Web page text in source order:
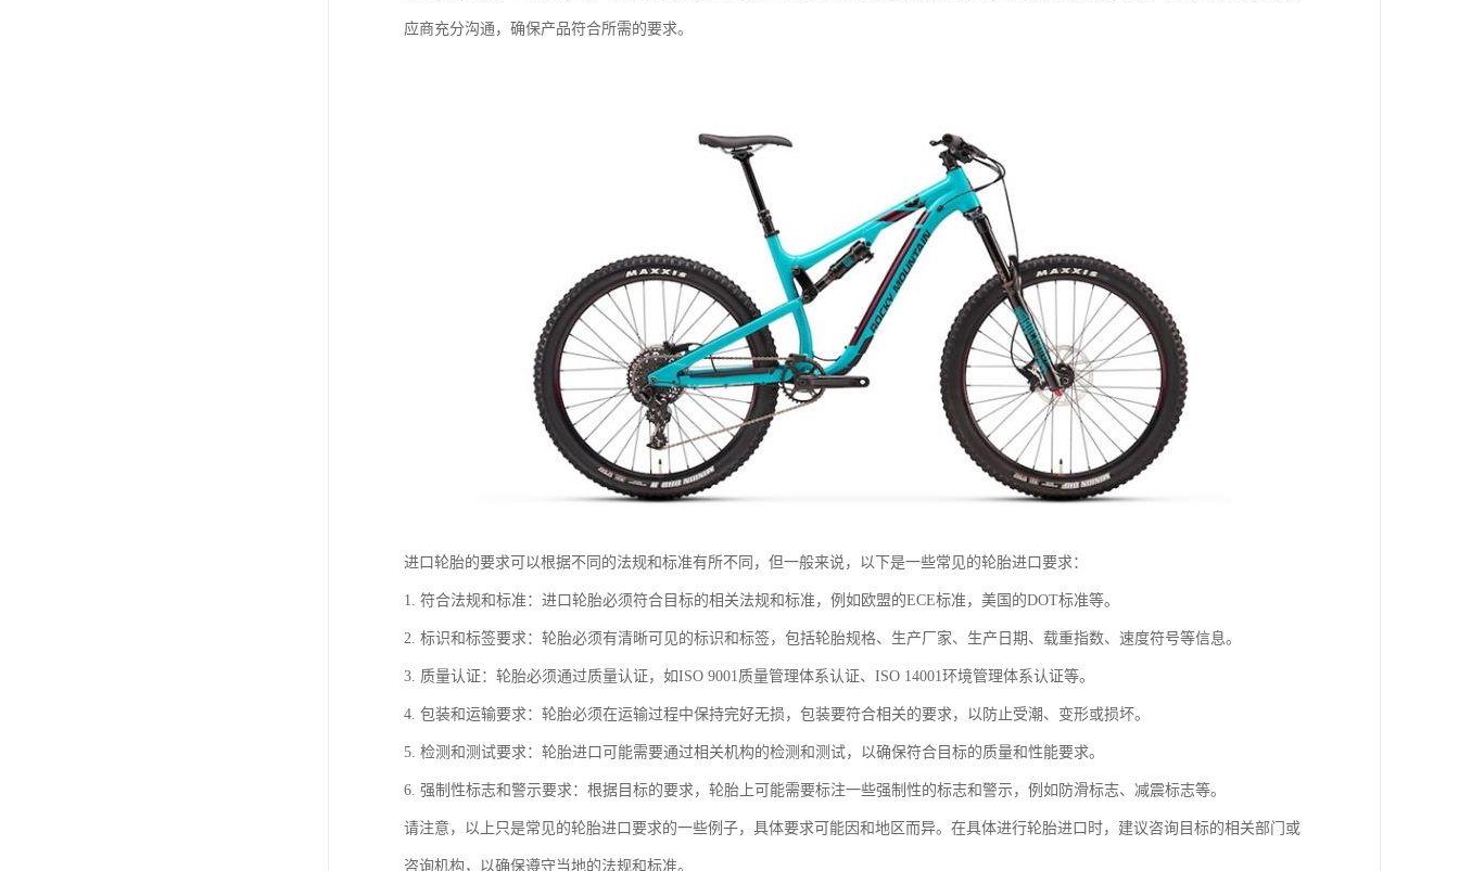
应商充分沟通，确保产品符合所需的要求。
进口轮胎的要求可以根据不同的法规和标准有所不同，但一般来说，以下是一些常见的轮胎进口要求：
1. 符合法规和标准：进口轮胎必须符合目标的相关法规和标准，例如欧盟的ECE标准，美国的DOT标准等。
2. 标识和标签要求：轮胎必须有清晰可见的标识和标签，包括轮胎规格、生产厂家、生产日期、载重指数、速度符号等信息。
3. 质量认证：轮胎必须通过质量认证，如ISO 9001质量管理体系认证、ISO 14001环境管理体系认证等。
4. 包装和运输要求：轮胎必须在运输过程中保持完好无损，包装要符合相关的要求，以防止受潮、变形或损坏。
5. 检测和测试要求：轮胎进口可能需要通过相关机构的检测和测试，以确保符合目标的质量和性能要求。
6. 强制性标志和警示要求：根据目标的要求，轮胎上可能需要标注一些强制性的标志和警示，例如防滑标志、减震标志等。
请注意，以上只是常见的轮胎进口要求的一些例子，具体要求可能因和地区而异。在具体进行轮胎进口时，建议咨询目标的相关部门或
咨询机构，以确保遵守当地的法规和标准。